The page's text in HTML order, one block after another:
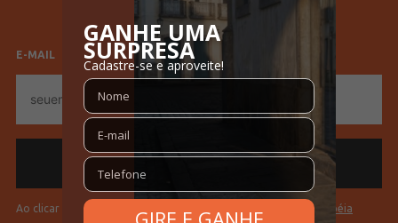
Gola Redonda
Tecido Tricot
Cores
Feminino
E-MAIL
mail
Ao clicar em "Cadastrar" você aceita os Termos de Uso da Pompéia